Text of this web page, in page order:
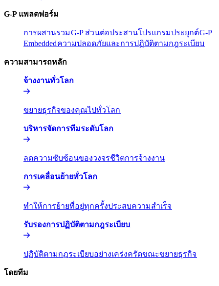
G-P แพลตฟอร์ม​​
การผสานรวม​​G-P ส่วนต่อประสานโปรแกรมประยุกต์​​G-P
Embedded​​ความปลอดภัยและการปฏิบัติตามกฎระเบียบ​​
ความสามารถหลัก​​
จ้างงานทั่วโลก​​
ขยายธุรกิจของคุณไปทั่วโลก​​
บริหารจัดการทีมระดับโลก​​
ลดความซับซ้อนของวงจรชีวิตการจ้างงาน​​
การเคลื่อนย้ายทั่วโลก​​
ทำให้การย้ายที่อยู่ทุกครั้งประสบความสำเร็จ​​
รับรองการปฏิบัติตามกฎระเบียบ​​
ปฏิบัติตามกฎระเบียบอย่างเคร่งครัดขณะขยายธุรกิจ​​
โดยทีม​​